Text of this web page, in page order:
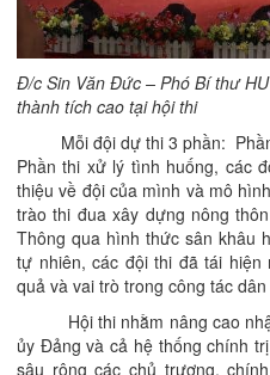
Đ/c Sin Văn Đức – Phó Bí thư
thành tích cao tại hội thi
Mỗi đội dự thi 3 phần: Phần
Phần thi xử lý tình huống, các
thiệu về đội của mình và mô
trào thi đua xây dựng nông
Thông qua hình thức sân khâu
tự nhiên, các đội thi đã tái
quả và vai trò trong công tác
Hội thi nhằm nâng cao
ủy Đảng và cả hệ thống chính
sâu rộng các chủ trương,